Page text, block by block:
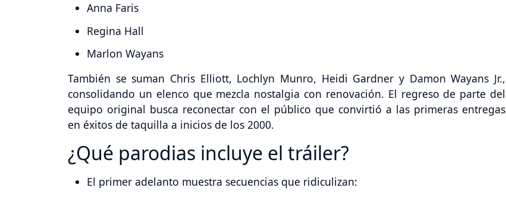
Anna Faris
Regina Hall
Marlon Wayans
También se suman Chris Elliott, Lochlyn Munro, Heidi Gardner y Damon Wayans Jr.,
consolidando un elenco que mezcla nostalgia con renovación. El regreso de parte del
equipo original busca reconectar con el público que convirtió a las primeras entregas
en éxitos de taquilla a inicios de los 2000.
¿Qué parodias incluye el tráiler?
El primer adelanto muestra secuencias que ridiculizan: